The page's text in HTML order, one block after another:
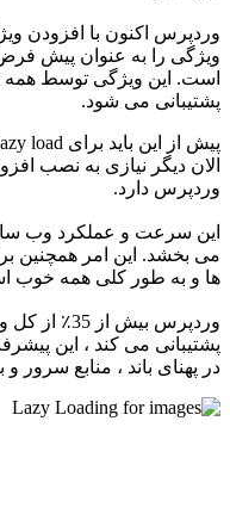
ویژگی را به عنوان پیش
پشتیبانی می شود.
الان دیگر نیازی به نصب
وردپرس دارد.
این سرعت و عملکرد وب
ها و به طور کلی همه خوب
وردپرس بیش
پشتیبانی می کند ، این
در پهنای باند ، منابع سرور